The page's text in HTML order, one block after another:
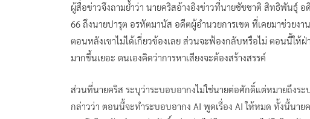
ผู้สื่อข่าวจึงถามย้ำว่า นายคริสอ้างอิงข่าวที่นายชัชชาติ สิทธิพันธุ์
66 ถึงนายปารุต อรหัตมานัส อดีตผู้อำนวยการเขต ที่เคยมาช่วยง
ตอนหลังเขาไม่ได้เกี่ยวข้องเลย ส่วนจะฟ้องกลับหรือไม่ ตอนนี้ให้
มากขึ้นเยอะ ตนเองคิดว่าการหาเสียงจะต้องสร้างสรรค์
ส่วนที่นายคริส ระบุว่าระบอบอากงไม่ใช่นายต่อศักดิ์แต่หมายถึงร
กล่าวว่า ตอนนี้จะทำระบอบอากง AI พูดเรื่อง AI ให้หมด ทั้งนี้นาย